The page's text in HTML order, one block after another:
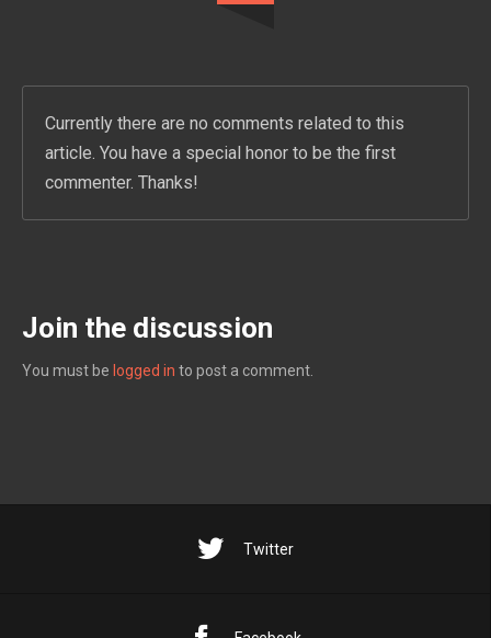
Currently there are no comments related to this
article. You have a special honor to be the first
commenter. Thanks!
Join the discussion
You must be logged in to post a comment.
Twitter